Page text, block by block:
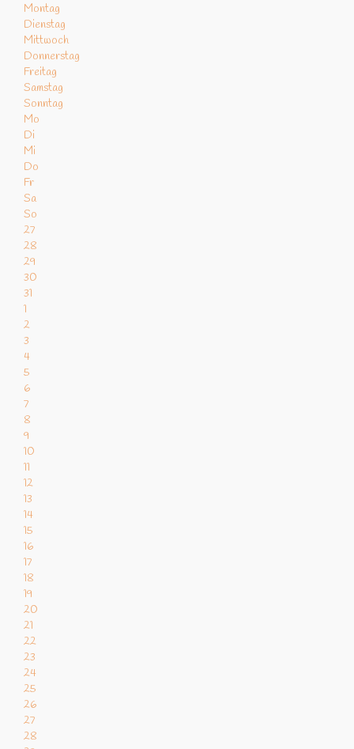
Montag
Dienstag
Mittwoch
Donnerstag
Freitag
Samstag
Sonntag
Mo
Di
Mi
Do
Fr
Sa
So
27
28
29
30
31
1
2
3
4
5
6
7
8
9
10
11
12
13
14
15
16
17
18
19
20
21
22
23
24
25
26
27
28